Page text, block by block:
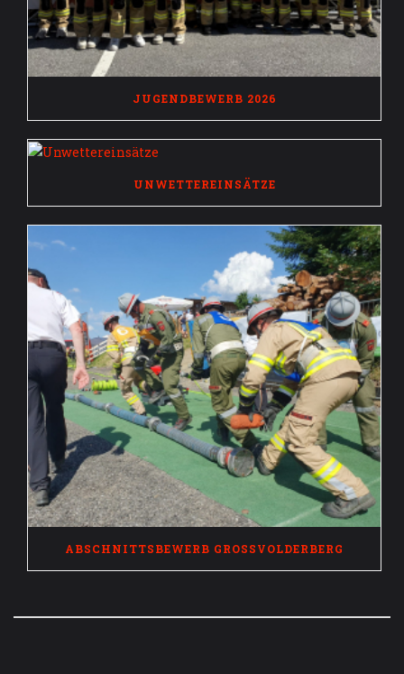
JUGENDBEWERB 2026
UNWETTEREINSÄTZE
ABSCHNITTSBEWERB GROSSVOLDERBERG